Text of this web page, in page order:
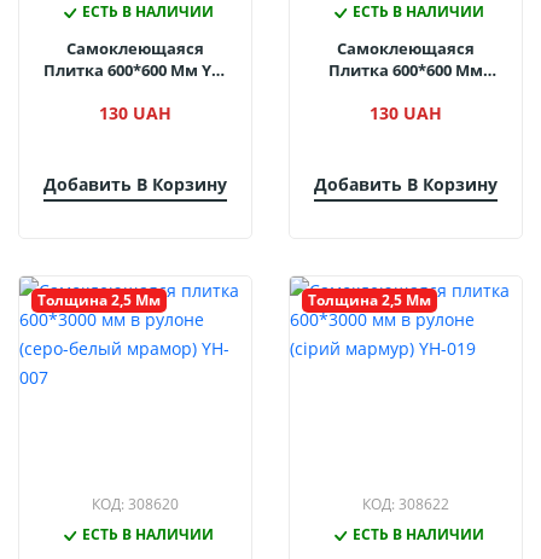
ЕСТЬ В НАЛИЧИИ
Самоклеющаяся
Плитка 600*600 Мм YH-
130 UAH
Добавить В Корзину
ЕСТЬ В НАЛИЧИИ
Самоклеющаяся
Плитка 600*600 Мм
Мрамор) YH-014
130 UAH
Добавить В Корзину
Толщина 2,5 Мм
КОД: 308620
ЕСТЬ В НАЛИЧИИ
Толщина 2,5 Мм
КОД: 308622
ЕСТЬ В НАЛИЧИИ